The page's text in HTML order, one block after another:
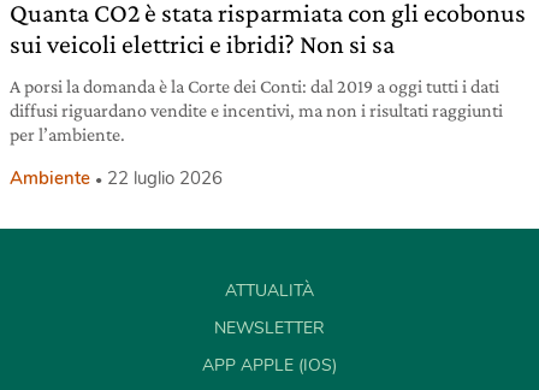
Quanta CO2 è stata risparmiata con gli ecobonus
sui veicoli elettrici e ibridi? Non si sa
A porsi la domanda è la Corte dei Conti: dal 2019 a oggi tutti i dati
diffusi riguardano vendite e incentivi, ma non i risultati raggiunti
per l’ambiente.
Ambiente 22 luglio 2026
ATTUALITÀ
NEWSLETTER
APP APPLE (IOS)